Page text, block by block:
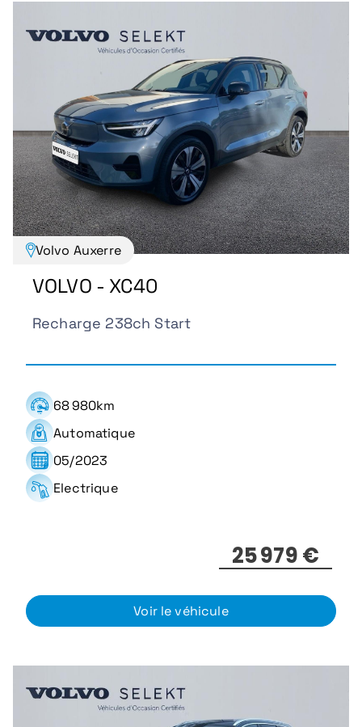
Volvo Auxerre
VOLVO - XC40
Recharge 238ch Start
68 980km
Automatique
05/2023
Electrique
25 979 €
Voir le véhicule